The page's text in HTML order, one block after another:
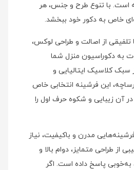
است. با تنوع طرح و جنس، هر
خاص به دکور خود ببخشد.
از اصالت و طراحی لوکس،
به دکوراسیون منزل شما
سبک کلاسیک ایتالیایی و
این فرشینه انتخابی خاص
آن زیبایی و شکوه حرف اول را
مدرن و باکیفیت، نیاز
از طراحی متمایز، دوام بالا و
پاسخ داده است. اگر